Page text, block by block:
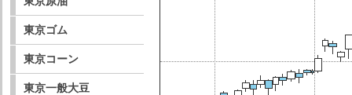
東京ゴム
東京コーン
東京一般大豆